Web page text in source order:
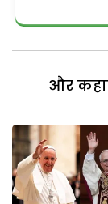
और